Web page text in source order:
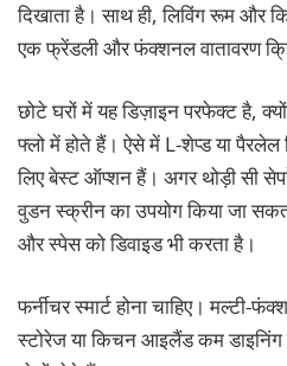
दिखाता है। साथ ही, लिविंग रूम
एक फ्रेंडली और फंक्शनल वातावरण
छोटे घरों में यह डिज़ाइन परफेक्ट है,
फ्लो में होते हैं। ऐसे में L-शेप्ड या
लिए बेस्ट ऑप्शन हैं। अगर थोड़ी सी
वुडन स्क्रीन का उपयोग किया जा
और स्पेस को डिवाइड भी करता है।
फर्नीचर स्मार्ट होना चाहिए। मल्टी-
स्टोरेज या किचन आइलैंड कम